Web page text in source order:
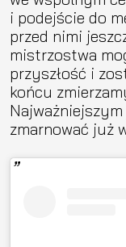
i podejście do
przed nimi
mistrzostwa
przyszłość i
końcu
zmarnować już